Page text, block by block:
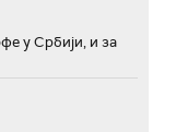
у Србији, и за